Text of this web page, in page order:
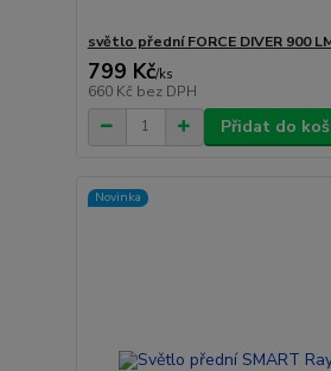
světlo přední FORCE DIVER 900
799 Kč/ks
660 Kč bez DPH
Přidat do
Novinka